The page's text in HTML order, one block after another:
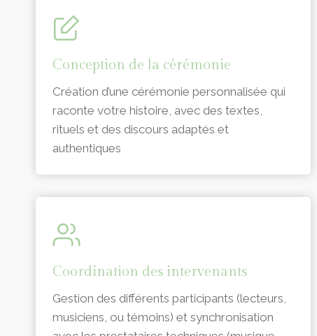
Conception de la cérémonie
Création d’une cérémonie personnalisée qui
raconte votre histoire, avec des textes,
rituels et des discours adaptés et
authentiques
Coordination des intervenants
Gestion des différents participants (lecteurs,
musiciens, ou témoins) et synchronisation